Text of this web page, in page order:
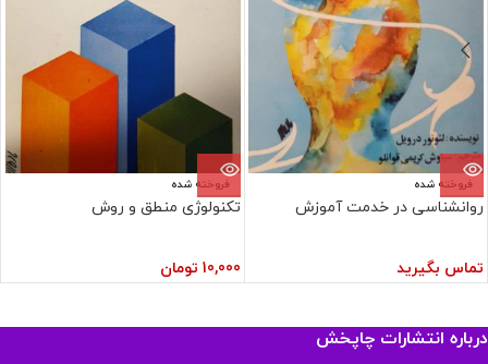
فروخته شده
روانشناسی در خدمت آموزش
تماس بگیرید
فروخته شده
تکنولوژی منطق و روش
10,000 تومان
درباره انتشارات چاپخش